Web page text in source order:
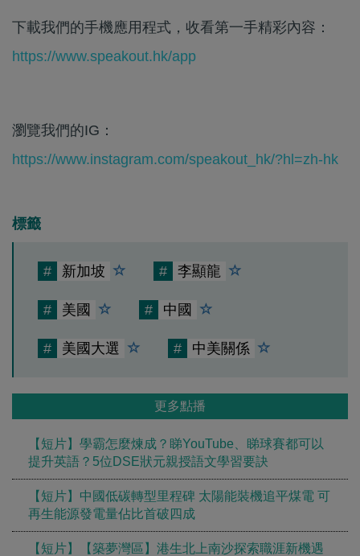
下載我們的手機應用程式，收看第一手精彩內容：
https://www.speakout.hk/app
瀏覽我們的IG：
https://www.instagram.com/speakout_hk/?hl=zh-hk
標籤
# 新加坡 # 李顯龍
# 美國 # 中國
# 美國大選 # 中美關係
更多點播
【短片】學霸怎麼煉成？睇YouTube、睇球賽都可以
提升英語？5位DSE狀元親授語文學習要訣
【短片】中國低碳轉型里程碑 太陽能裝機追平煤電 可
再生能源發電量佔比首破四成
【短片】【築夢灣區】港生北上南沙探索職涯新機遇